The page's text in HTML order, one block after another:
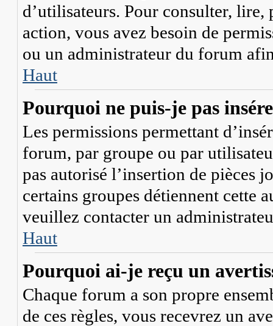
d’utilisateurs. Pour consulter,
action, vous avez besoin de
ou un administrateur du forum
Haut
Pourquoi ne puis-je pas
Les permissions permettant
forum, par groupe ou par
pas autorisé l’insertion de pièces
certains groupes détiennent cette
veuillez contacter un
Haut
Pourquoi ai-je reçu un
Chaque forum a son propre
de ces règles, vous recevrez un